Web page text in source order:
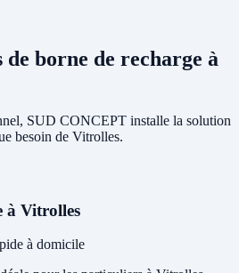
de borne de recharge à
SUD CONCEPT installe la solution
besoin de Vitrolles.
à Vitrolles
à domicile